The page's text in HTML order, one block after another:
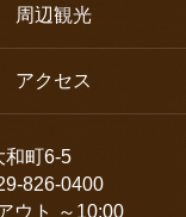
周辺観光
アクセス
和町6-5
826-0400
ウト ～10:00